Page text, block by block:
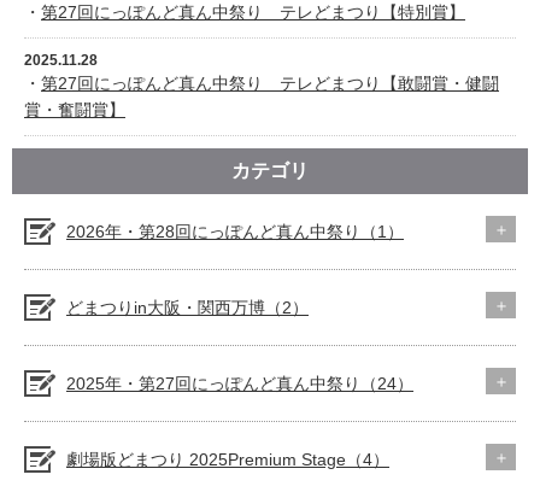
・ 第27回にっぽんど真ん中祭り テレどまつり【特別賞】
2025.11.28
・ 第27回にっぽんど真ん中祭り テレどまつり【敢闘賞・健闘
賞・奮闘賞】
カテゴリ
2026年・第28回にっぽんど真ん中祭り（1）
どまつりin大阪・関西万博（2）
2025年・第27回にっぽんど真ん中祭り（24）
劇場版どまつり 2025Premium Stage（4）